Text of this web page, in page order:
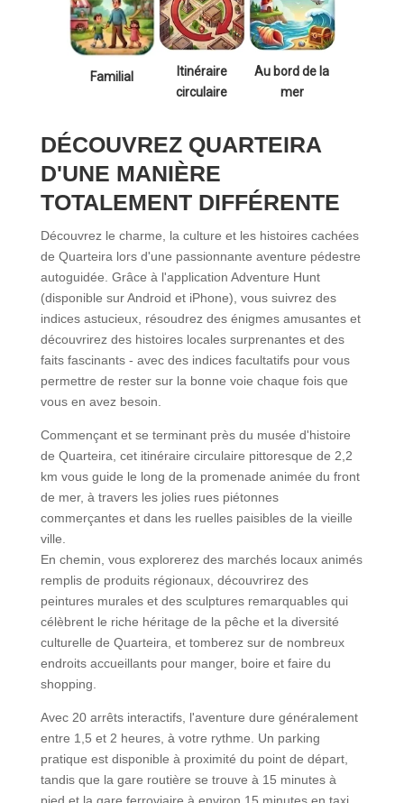
Familial
Itinéraire
circulaire
Au bord de la
mer
DÉCOUVREZ QUARTEIRA
D'UNE MANIÈRE
TOTALEMENT DIFFÉRENTE
Découvrez le charme, la culture et les histoires cachées
de Quarteira lors d'une passionnante aventure pédestre
autoguidée. Grâce à l'application Adventure Hunt
(disponible sur Android et iPhone), vous suivrez des
indices astucieux, résoudrez des énigmes amusantes et
découvrirez des histoires locales surprenantes et des
faits fascinants - avec des indices facultatifs pour vous
permettre de rester sur la bonne voie chaque fois que
vous en avez besoin.
Commençant et se terminant près du musée d'histoire
de Quarteira, cet itinéraire circulaire pittoresque de 2,2
km vous guide le long de la promenade animée du front
de mer, à travers les jolies rues piétonnes
commerçantes et dans les ruelles paisibles de la vieille
ville.
En chemin, vous explorerez des marchés locaux animés
remplis de produits régionaux, découvrirez des
peintures murales et des sculptures remarquables qui
célèbrent le riche héritage de la pêche et la diversité
culturelle de Quarteira, et tomberez sur de nombreux
endroits accueillants pour manger, boire et faire du
shopping.
Avec 20 arrêts interactifs, l'aventure dure généralement
entre 1,5 et 2 heures, à votre rythme. Un parking
pratique est disponible à proximité du point de départ,
tandis que la gare routière se trouve à 15 minutes à